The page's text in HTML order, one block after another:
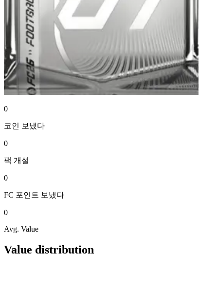
0
코인 보냈다
0
팩 개설
0
FC 포인트 보냈다
0
Avg. Value
Value distribution